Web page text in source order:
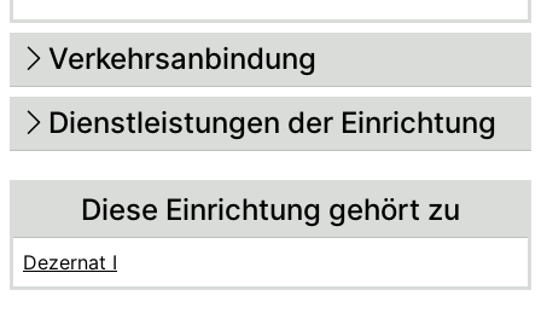
Verkehrsanbindung
Dienstleistungen der Einrichtung
Diese Einrichtung gehört zu
Dezernat I